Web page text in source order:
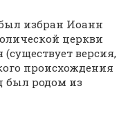
избран Иоанн
церкви
версия,
происхождения
был родом из